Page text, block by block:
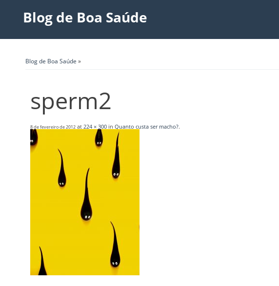
Blog de Boa Saúde
Blog de Boa Saúde »
sperm2
8 de fevereiro de 2012 at 224 × 300 in Quanto custa ser macho?.